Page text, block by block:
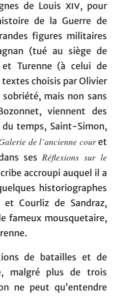
de Louis xiv, pour
de la Guerre de
figures militaires
(tué au siège de
Turenne (à celui de
textes choisis par Olivier
mais non sans
viennent des
temps, Saint-Simon,
de l’ancienne cour et
ses Réflexions sur le
accroupi auquel il a
historiographes
et Courliz de Sandraz,
fameux mousquetaire,
de batailles et de
malgré plus de trois
ne peut qu’entendre